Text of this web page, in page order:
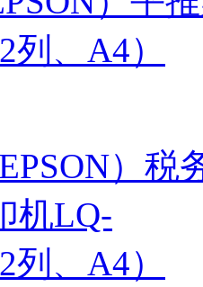
、A4）